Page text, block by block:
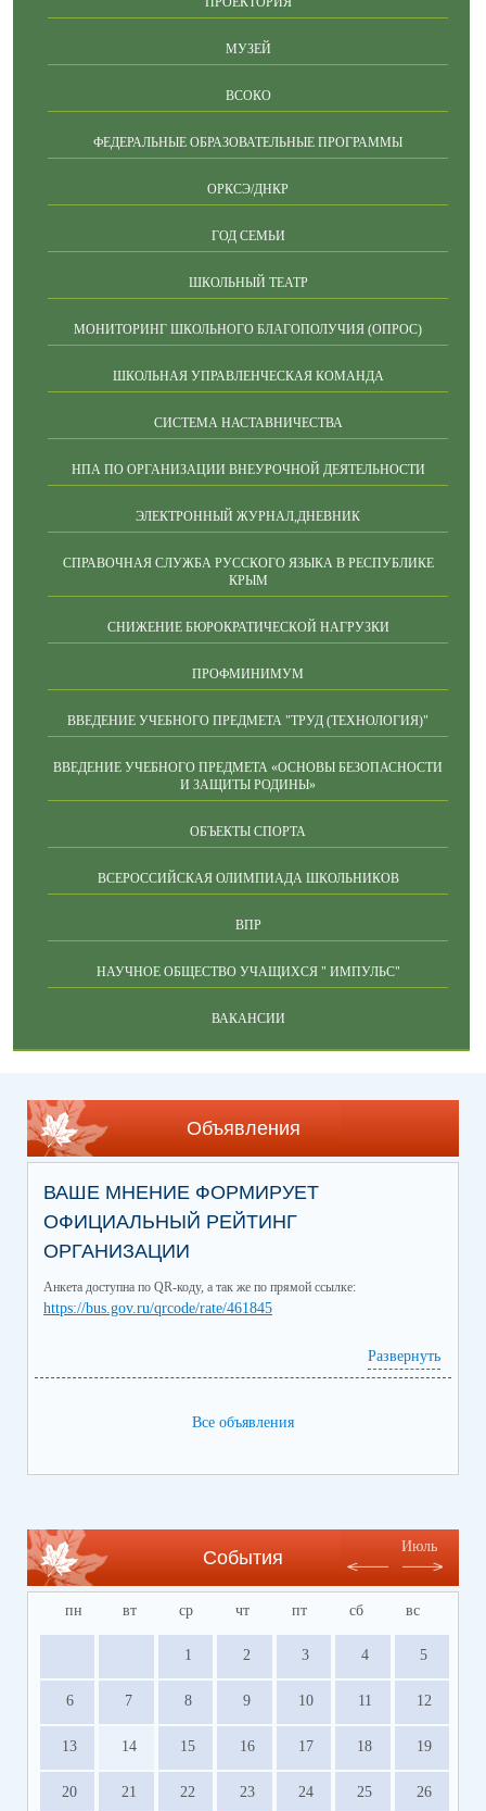
МУЗЕЙ
ВСОКО
ФЕДЕРАЛЬНЫЕ ОБРАЗОВАТЕЛЬНЫЕ ПРОГРАММЫ
ОРКСЭ/ДНКР
ГОД СЕМЬИ
ШКОЛЬНЫЙ ТЕАТР
МОНИТОРИНГ ШКОЛЬНОГО БЛАГОПОЛУЧИЯ (ОПРОС)
ШКОЛЬНАЯ УПРАВЛЕНЧЕСКАЯ КОМАНДА
СИСТЕМА НАСТАВНИЧЕСТВА
НПА ПО ОРГАНИЗАЦИИ ВНЕУРОЧНОЙ ДЕЯТЕЛЬНОСТИ
ЭЛЕКТРОННЫЙ ЖУРНАЛ,ДНЕВНИК
СПРАВОЧНАЯ СЛУЖБА РУССКОГО ЯЗЫКА В РЕСПУБЛИКЕ
КРЫМ
СНИЖЕНИЕ БЮРОКРАТИЧЕСКОЙ НАГРУЗКИ
ПРОФМИНИМУМ
ВВЕДЕНИЕ УЧЕБНОГО ПРЕДМЕТА "ТРУД (ТЕХНОЛОГИЯ)"
ВВЕДЕНИЕ УЧЕБНОГО ПРЕДМЕТА «ОСНОВЫ БЕЗОПАСНОСТИ
И ЗАЩИТЫ РОДИНЫ»
ОБЪЕКТЫ СПОРТА
ВСЕРОССИЙСКАЯ ОЛИМПИАДА ШКОЛЬНИКОВ
ВПР
НАУЧНОЕ ОБЩЕСТВО УЧАЩИХСЯ " ИМПУЛЬС"
ВАКАНСИИ
Объявления
ВАШЕ МНЕНИЕ ФОРМИРУЕТ
ОФИЦИАЛЬНЫЙ РЕЙТИНГ
ОРГАНИЗАЦИИ
Анкета доступна по QR-коду, а так же по прямой ссылке:
https://bus.gov.ru/qrcode/rate/461845
Развернуть
Все объявления
События
Июль
пн вт ср чт пт сб вс
1 2 3 4 5
6 7 8 9 10 11 12
13 14 15 16 17 18 19
20 21 22 23 24 25 26